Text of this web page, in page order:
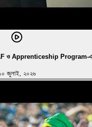
ও Apprenticeship Program-এর
জুলাই, ২০২৬